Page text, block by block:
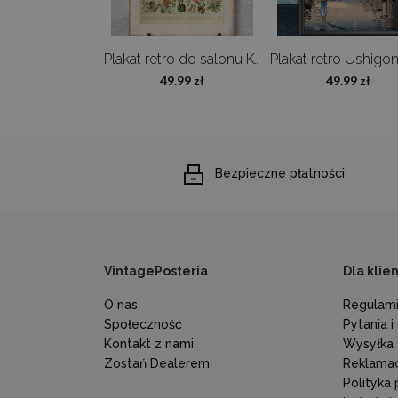
Plakat retro do salonu Kwiaty Adolphe Millot
49.99 zł 49.99 zł
Bezpieczne płatności
VintagePosteria
O nas
Społeczność
Kontakt z nami
Zostań Dealerem
Dla
Pytania
Polityka